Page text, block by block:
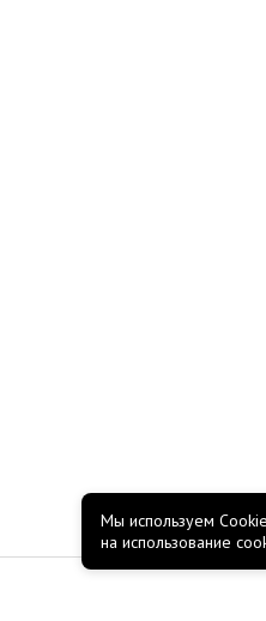
Мы используем
на использование